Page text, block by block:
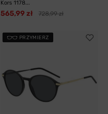
Kors 1178...
565,99 zł 728,99 zł
PRZYMIERZ